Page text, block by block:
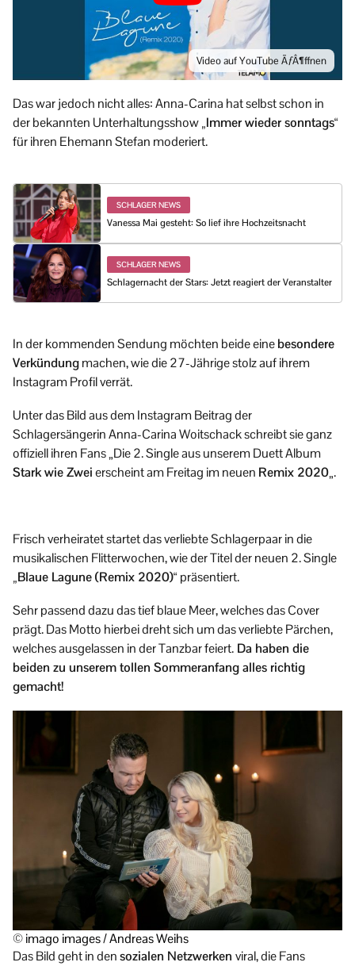
Video auf YouTube ÃƒÂ¶ffnen
Das war jedoch nicht alles: Anna-Carina hat selbst schon in
der bekannten Unterhaltungsshow„Immer wieder sonntags“
für ihren Ehemann Stefan moderiert.
SCHLAGER NEWS
Vanessa Mai gesteht: So lief ihre Hochzeitsnacht
SCHLAGER NEWS
Schlagernacht der Stars: Jetzt reagiert der Veranstalter
In der kommenden Sendung möchten beide einebesondere
Verkündungmachen, wie die 27-Jährige stolz auf ihrem
Instagram Profil verrät.
Unter das Bild aus dem Instagram Beitrag der
Schlagersängerin Anna-Carina Woitschack schreibt sie ganz
offiziell ihren Fans „Die 2. Single aus unserem Duett Album
Stark wie Zweierscheint am Freitag im neuen Remix 2020„.
Frisch verheiratet startet das verliebte Schlagerpaar in die
musikalischen Flitterwochen, wie der Titel der neuen 2. Single
„Blaue Lagune (Remix 2020)“präsentiert.
Sehr passend dazu das tief blaue Meer, welches das Cover
prägt. Das Motto hierbei dreht sich um das verliebte Pärchen,
welches ausgelassen in der Tanzbar feiert. Da haben die
beiden zu unserem tollen Sommeranfang alles richtig
gemacht!
© imago images / Andreas Weihs
Das Bild geht in densozialen Netzwerken viral, die Fans